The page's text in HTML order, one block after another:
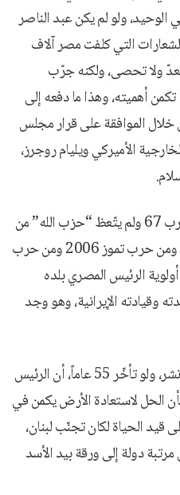
الوحيد، ولو لم يكن عبد الناصر
التي كلفت مصر آلاف
تعدّ ولا تحصى، ولكنه جرّب
أهميته، وهذا ما دفعه إلى
خلال الموافقة على قرار مجلس
وزير الخارجية الأميركي ويليام روجرز،
ولكن لماذا اتعظ عبد الناصر من حرب 67 ولم يتّعظ “حزب الله” من
انسحاب إسرائيل في العام 2000 ومن حرب تموز 2006 ومن حرب
أولوية الرئيس المصري بلده
وقيادته الإيرانية، وهو وجد
وفي مطلق الحالات، فإن أهمية ما نشر، ولو تأخّر 55 عاماً، أن الرئيس
الحل لاستعادة الأرض يكمن في
قيد الحياة لكان تجنّب لبنان،
دولة إلى ورقة بيد الأسد